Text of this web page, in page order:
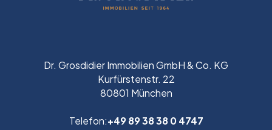
Dr. Grosdidier Immobilien GmbH & Co. KG
Kurfürstenstr. 22
80801 München
Telefon:+49 89 38 38 0 4747